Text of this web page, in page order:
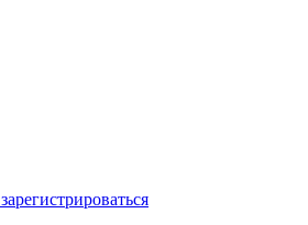
зарегистрироваться